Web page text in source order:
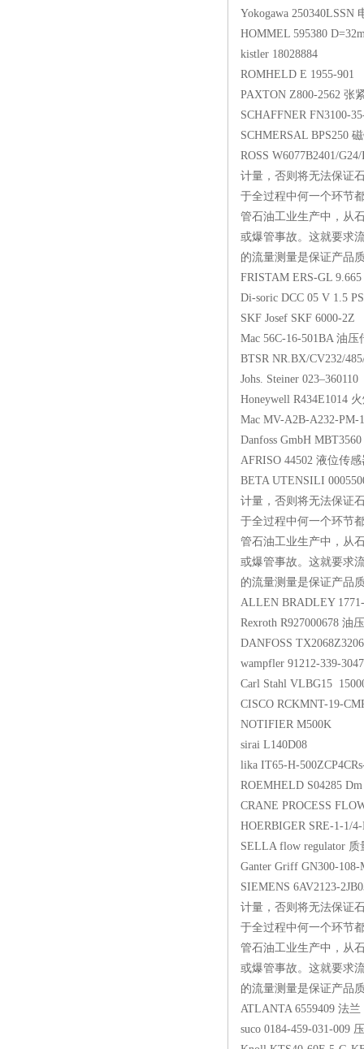
Yokogawa
HOMMEL 595380
kistler 18028884
ROMHELD E
PAXTON Z800-
SCHAFFNER
SCHMERSAL
ROSS W6077B2401/
计量，否则将无法保证
于全过程中何一个环节
管石油工业生产中，从
或爆管事故。这就要求
的流量测量是保证产
FRISTAM ERS-GL
Di-soric DCC 05 V
SKF Josef SKF
Mac 56C-16-501BA
BTSR NR.BX/
Johs. Steiner
Honeywell
Mac MV-A2B-
Danfoss GmbH
AFRISO 44502 液
BETA UTENSILI
计量，否则将无法保证
于全过程中何一个环节
管石油工业生产中，从
或爆管事故。这就要求
的流量测量是保证产
ALLEN BRADLEY
Rexroth
DANFOSS
wampfler 91212-
Carl Stahl VLBG15
CISCO RCKMNT-19-
NOTIFIER
sirai L140D08
lika IT65-H-
ROEMHELD
CRANE PROCESS
HOERBIGER SRE-1-
SELLA flow
Ganter Griff GN300-
SIEMENS
计量，否则将无法保证
于全过程中何一个环节
管石油工业生产中，从
或爆管事故。这就要求
的流量测量是保证产
ATLANTA
suco 0184-459-031-